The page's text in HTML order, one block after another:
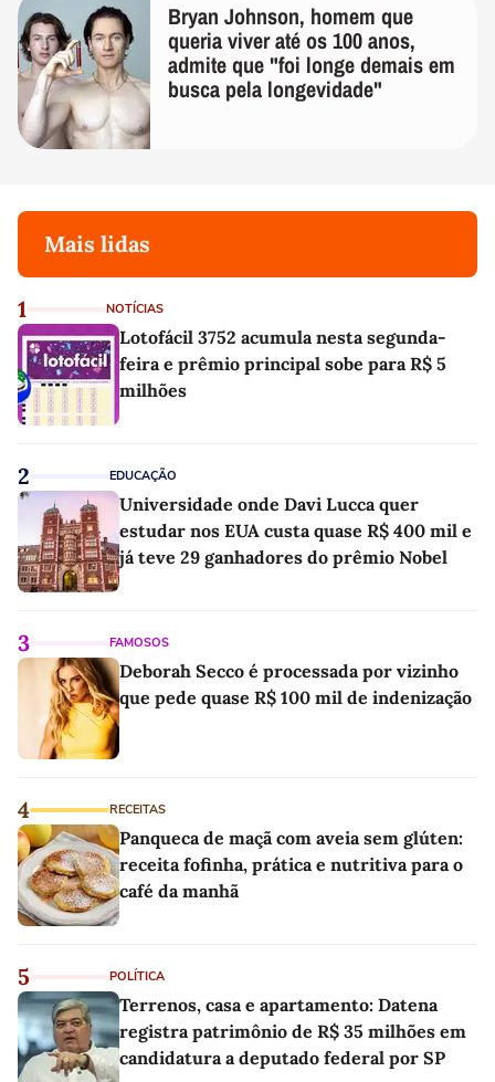
Bryan Johnson, homem que
queria viver até os 100 anos,
admite que "foi longe demais em
busca pela longevidade"
Mais lidas
1 NOTÍCIAS
Lotofácil 3752 acumula nesta segunda-
feira e prêmio principal sobe para R$ 5
milhões
2 EDUCAÇÃO
Universidade onde Davi Lucca quer
estudar nos EUA custa quase R$ 400 mil e
já teve 29 ganhadores do prêmio Nobel
3 FAMOSOS
Deborah Secco é processada por vizinho
que pede quase R$ 100 mil de indenização
4 RECEITAS
Panqueca de maçã com aveia sem glúten:
receita fofinha, prática e nutritiva para o
café da manhã
5 POLÍTICA
Terrenos, casa e apartamento: Datena
registra patrimônio de R$ 35 milhões em
candidatura a deputado federal por SP